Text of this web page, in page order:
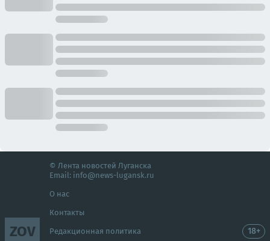
ZOV
© Лента новостей Луганска
Email: info@news-lugansk.ru
О нас
Контакты
Редакционная политика 18+